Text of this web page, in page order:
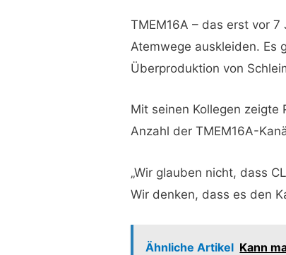
TMEM16A – das erst vor
Atemwege auskleiden. Es
Überproduktion von
Mit seinen Kollegen zeigte
Anzahl der TMEM16A-
„Wir glauben nicht, dass
Wir denken, dass es den
Ähnliche Artikel Kann